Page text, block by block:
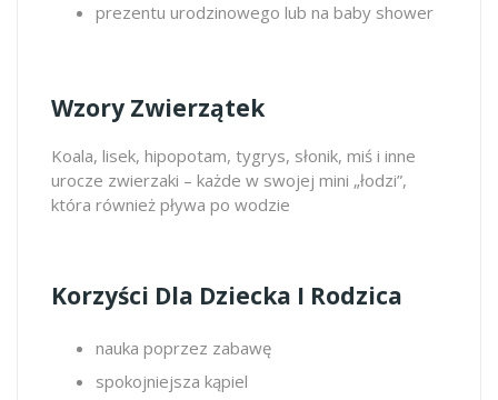
prezentu urodzinowego lub na baby shower
Wzory Zwierzątek
Koala, lisek, hipopotam, tygrys, słonik, miś i inne
urocze zwierzaki – każde w swojej mini „łodzi”,
która również pływa po wodzie
Korzyści Dla Dziecka I Rodzica
nauka poprzez zabawę
spokojniejsza kąpiel